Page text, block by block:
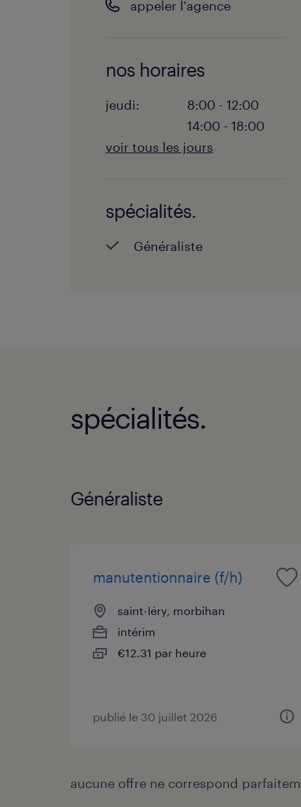
appeler l'agence
nos horaires
jeudi:
8:00 - 12:00
14:00 - 18:00
voir tous les jours
mardi:
8:00 - 12:00
mercredi:
8:00 - 12:00
spécialités.
Généraliste
spécialités.
Généraliste
manutentionnaire (f/h)
saint-léry, morbihan
intérim
€12.31 par heure
publié le 30 juillet 2026
aucune offre ne correspond